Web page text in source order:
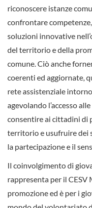
riconoscere istanze
confrontare
soluzioni innovative
del territorio e della
comune. Ciò anche
coerenti ed aggiornate,
rete assistenziale
agevolando l’accesso
consentire ai cittadini di
territorio e usufruire dei
la partecipazione e il
Il coinvolgimento di
rappresenta per il
promozione ed è per i